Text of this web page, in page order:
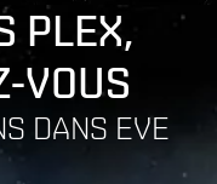
PLEX,
VOUS
DANS EVE